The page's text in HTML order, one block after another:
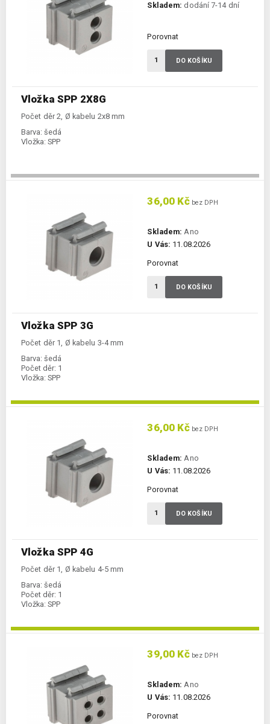
Vložka SPP 2X8G
Počet děr 2, Ø kabelu 2x8 mm
Barva: šedá
Vložka: SPP
Skladem: dodání 7-14 dní
Porovnat
DO KOŠÍKU
Vložka SPP 3G
Počet děr 1, Ø kabelu 3-4 mm
Barva: šedá
Počet děr: 1
Vložka: SPP
36,00 Kčbez DPH
Skladem: Ano
U Vás: 11.08.2026
Porovnat
DO KOŠÍKU
Vložka SPP 4G
Počet děr 1, Ø kabelu 4-5 mm
Barva: šedá
Počet děr: 1
Vložka: SPP
36,00 Kčbez DPH
Skladem: Ano
U Vás: 11.08.2026
Porovnat
DO KOŠÍKU
39,00 Kčbez DPH
Skladem: Ano
U Vás: 11.08.2026
Porovnat